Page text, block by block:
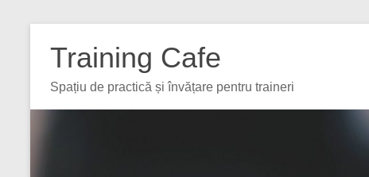
Training Cafe
Spațiu de practică și învățare pentru traineri